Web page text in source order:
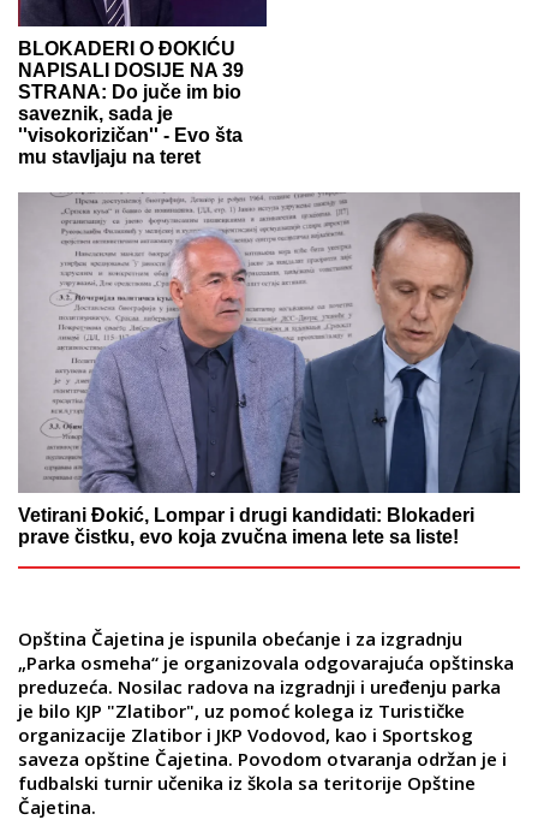
BLOKADERI O ĐOKIĆU
NAPISALI DOSIJE NA 39
STRANA: Do juče im bio
saveznik, sada je
''visokorizičan'' - Evo šta
mu stavljaju na teret
Vetirani Đokić, Lompar i drugi kandidati: Blokaderi
prave čistku, evo koja zvučna imena lete sa liste!
Opština Čajetina je ispunila obećanje i za izgradnju
„Parka osmeha“ je organizovala odgovarajuća opštinska
preduzeća. Nosilac radova na izgradnji i uređenju parka
je bilo КJP "Zlatibor", uz pomoć kolega iz Turističke
organizacije Zlatibor i JКP Vodovod, kao i Sportskog
saveza opštine Čajetina. Povodom otvaranja održan je i
fudbalski turnir učenika iz škola sa teritorije Opštine
Čajetina.